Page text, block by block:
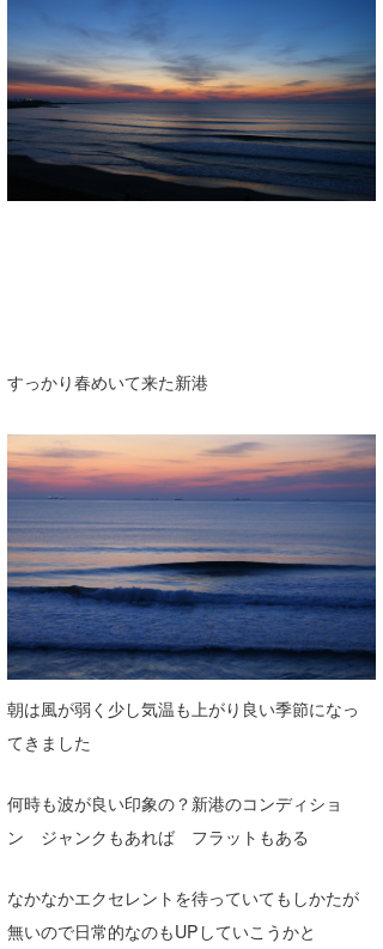
すっかり春めいて来た新港
朝は風が弱く少し気温も上がり良い季節になっ
てきました
何時も波が良い印象の？新港のコンディショ
ン ジャンクもあれば フラットもある
なかなかエクセレントを待っていてもしかたが
無いので日常的なのもUPしていこうかと
伊豆
千葉南
大阪
ルール＆How to
VOTE!
サーファーズ
ライター/寄稿メディア
Core Surf Japan
Naoya Kimoto
mitsuteru Kamio
Yasunari Inoue
Yoshiyuki Obata
arukasvision
メディア
SURFMEDIA
Colors MAGAZINE
WAVAL
波伝説アンバサダー/プロライダー
福島寿実子
中浦“JET”章
嵯峨明日香
NOBUFUKU
波伝説スタッフ
☆加藤
+☆maki☆+
G◎Da
波伝説